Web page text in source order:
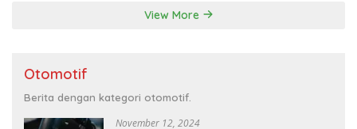
View More
Otomotif
Berita dengan kategori otomotif.
November 12, 2024